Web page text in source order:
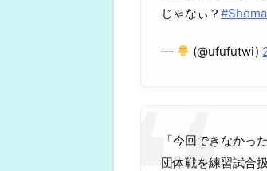
じゃなぃ？
— (@ufufutwi)
「今回できなかっ
団体戦を練習試合